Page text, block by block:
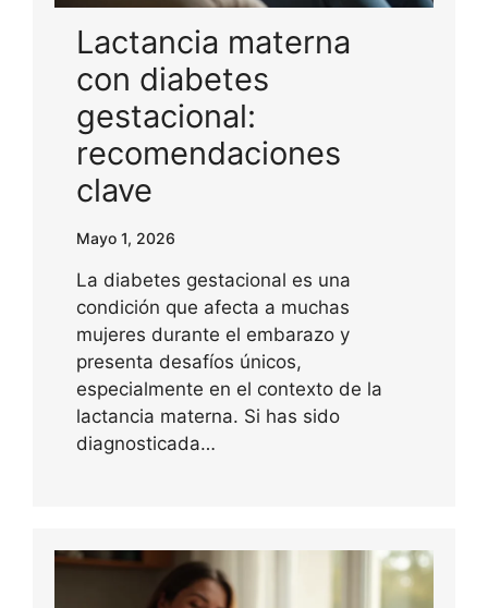
Lactancia materna
con diabetes
gestacional:
recomendaciones
clave
Mayo 1, 2026
La diabetes gestacional es una
condición que afecta a muchas
mujeres durante el embarazo y
presenta desafíos únicos,
especialmente en el contexto de la
lactancia materna. Si has sido
diagnosticada…